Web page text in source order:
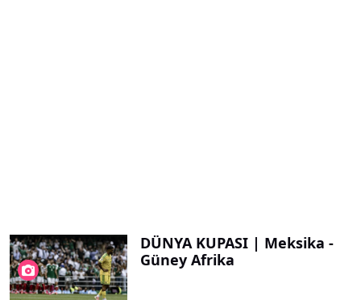
DÜNYA KUPASI | Meksika -
Güney Afrika